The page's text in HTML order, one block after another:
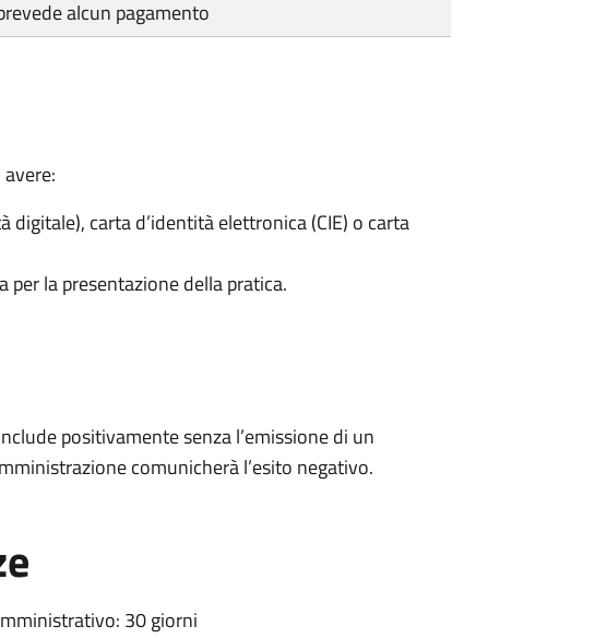
alcun pagamento
digitale), carta d’identità elettronica (CIE) o carta
la presentazione della pratica.
positivamente senza l’emissione di un
comunicherà l’esito negativo.
30 giorni